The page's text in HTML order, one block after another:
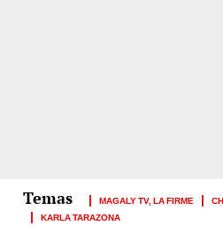
MAGALY TV, LA FIRME
KARLA TARAZONA